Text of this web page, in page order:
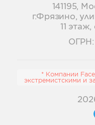
141195,
г.Фрязино,
11
ОГРН:
* Компании
экстремистскими и